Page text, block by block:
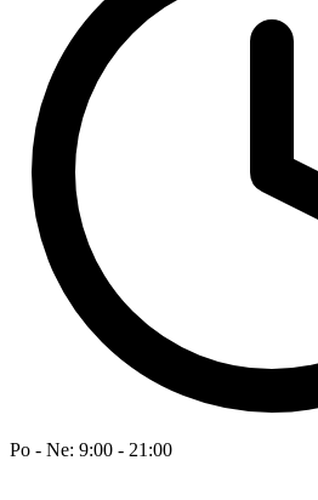
Po - Ne: 9:00 - 21:00